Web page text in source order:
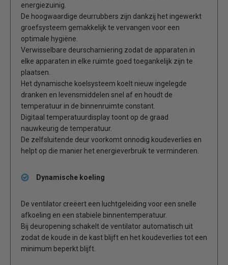
energiezuinig.
De hoogwaardige deurrubbers zijn dankzij het ingewerkt
groefsysteem gemakkelijk te vervangen voor een
optimale hygiëne.
Verwisselbare deurscharniering zodat de apparaten in
elke apparaten in elke ruimte goed toegankelijk zijn te
plaatsen.
Het dynamische koelsysteem koelt nieuw ingelegde
dranken en levensmiddelen snel af en houdt de
temperatuur in de binnenruimte constant.
Digitaal temperatuurdisplay toont op de graad
nauwkeurig de temperatuur.
De zelfsluitende deur voorkomt onnodig koudeverlies en
helpt op die manier het energieverbruik te verminderen.
Dynamische koeling
De ventilator creëert een luchtgeleiding voor een snelle
afkoeling en een stabiele binnentemperatuur.
Bij deuropening schakelt de ventilator automatisch uit
zodat de koude in de kast blijft en het koudeverlies tot een
minimum beperkt blijft.